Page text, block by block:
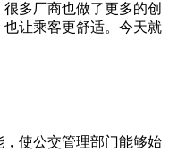
多厂商也做了更多的创
让乘客更舒适。今天就
使公交管理部门能够始